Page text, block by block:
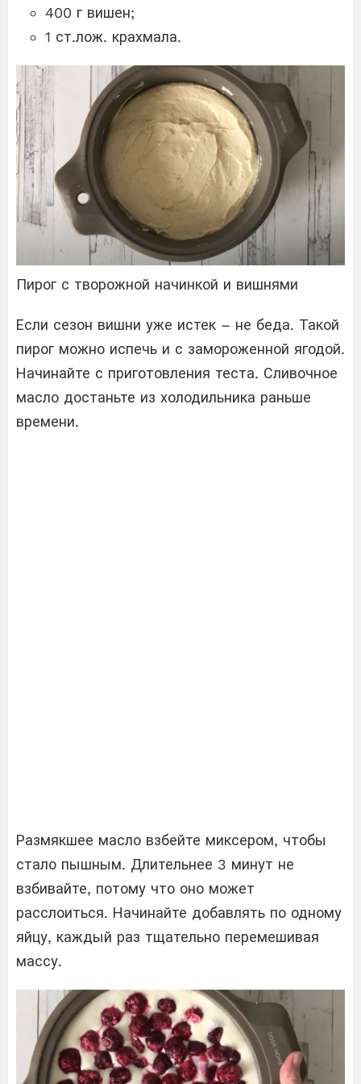
400 г вишен;
1 ст.лож. крахмала.
Пирог с творожной начинкой и вишнями
Если сезон вишни уже истек – не беда. Такой
пирог можно испечь и с замороженной ягодой.
Начинайте с приготовления теста. Сливочное
масло достаньте из холодильника раньше
времени.
Размякшее масло взбейте миксером, чтобы
стало пышным. Длительнее 3 минут не
взбивайте, потому что оно может
расслоиться. Начинайте добавлять по одному
яйцу, каждый раз тщательно перемешивая
массу.